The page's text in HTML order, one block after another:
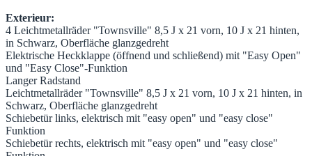
Exterieur:
4 Leichtmetallräder "Townsville" 8,5 J x 21 vorn, 10 J x 21 hinten,
in Schwarz, Oberfläche glanzgedreht
Elektrische Heckklappe (öffnend und schließend) mit "Easy Open"
und "Easy Close"-Funktion
Langer Radstand
Leichtmetallräder "Townsville" 8,5 J x 21 vorn, 10 J x 21 hinten, in
Schwarz, Oberfläche glanzgedreht
Schiebetür links, elektrisch mit "easy open" und "easy close"
Funktion
Schiebetür rechts, elektrisch mit "easy open" und "easy close"